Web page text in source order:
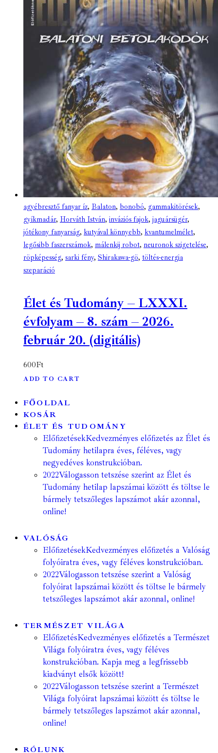
agyébresztő fanyar íz, Balaton, bonobó, gammakitörések,
gyíkmadár, Horváth István, inváziós fajok, jaguársügér,
jótékony fanyarság, kutyával könnyebb, kvantumelmélet,
legősibb faszerszámok, málenkij robot, neuronok szigetelése,
röpképesség, sarki fény, Shirakawa-gö, töltés-energia
szeparáció
Élet és Tudomány – LXXXI.
évfolyam – 8. szám – 2026.
február 20. (digitális)
600Ft
ADD TO CART
FŐOLDAL
KOSÁR
ÉLET ÉS TUDOMÁNY
ElőfizetésekKedvezményes előfizetés az Élet és
Tudomány hetilapra éves, féléves, vagy
negyedéves konstrukcióban.
2022Válogasson tetszése szerint az Élet és
Tudomány hetilap lapszámai között és töltse le
bármely tetszőleges lapszámot akár azonnal,
online!
VALÓSÁG
ElőfizetésekKedvezményes előfizetés a Valóság
folyóiratra éves, vagy féléves konstrukcióban.
2022Válogasson tetszése szerint a Valóság
folyóirat lapszámai között és töltse le bármely
tetszőleges lapszámot akár azonnal, online!
TERMÉSZET VILÁGA
ElőfizetésKedvezményes előfizetés a Természet
Világa folyóiratra éves, vagy féléves
konstrukcióban. Kapja meg a legfrissebb
kiadványt elsők között!
2022Válogasson tetszése szerint a Természet
Világa folyóirat lapszámai között és töltse le
bármely tetszőleges lapszámot akár azonnal,
online!
RÓLUNK